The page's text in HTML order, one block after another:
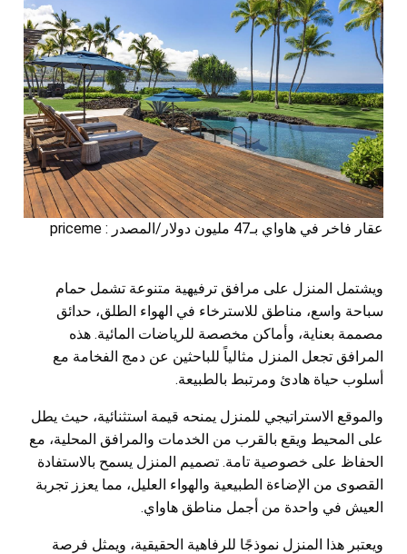
عقار فاخر في هاواي بـ47 مليون دولار/المصدر : priceme
ويشتمل المنزل على مرافق ترفيهية متنوعة تشمل حمام
سباحة واسع، مناطق للاسترخاء في الهواء الطلق، حدائق
مصممة بعناية، وأماكن مخصصة للرياضات المائية. هذه
المرافق تجعل المنزل مثالياً للباحثين عن دمج الفخامة مع
أسلوب حياة هادئ ومرتبط بالطبيعة.
والموقع الاستراتيجي للمنزل يمنحه قيمة استثنائية، حيث يطل
على المحيط ويقع بالقرب من الخدمات والمرافق المحلية، مع
الحفاظ على خصوصية تامة. تصميم المنزل يسمح بالاستفادة
القصوى من الإضاءة الطبيعية والهواء العليل، مما يعزز تجربة
العيش في واحدة من أجمل مناطق هاواي.
ويعتبر هذا المنزل نموذجًا للرفاهية الحقيقية، ويمثل فرصة